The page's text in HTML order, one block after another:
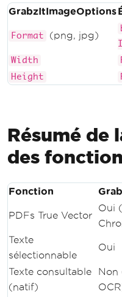
GrabzItImageOptions
Format (png, jpg)
Width
Height
Résumé de
des
Fonction
PDFs True Vector
Oui
Texte
sélectionnable
Oui
Texte consultable
(natif)
Non